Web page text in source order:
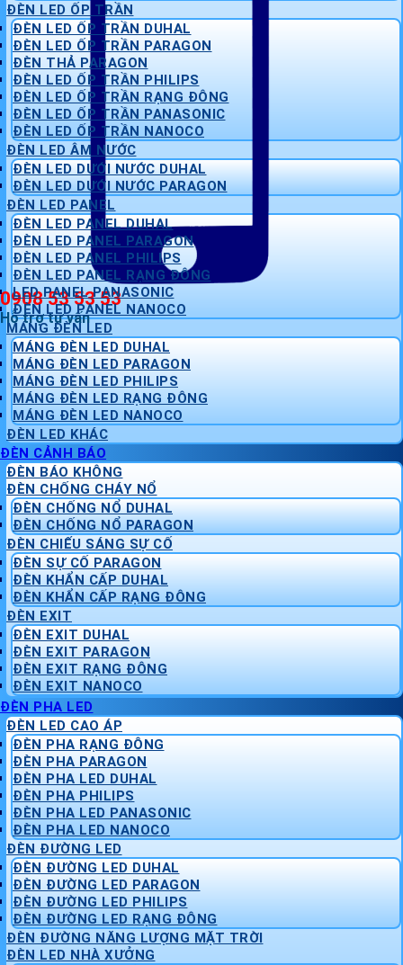
0908 53 53 53
Hỗ trợ tư vấn
ĐÈN LED ỐP TRẦN
ĐÈN LED ỐP TRẦN DUHAL
ĐÈN LED ỐP TRẦN PARAGON
ĐÈN THẢ PARAGON
ĐÈN LED ỐP TRẦN PHILIPS
ĐÈN LED ỐP TRẦN RẠNG ĐÔNG
ĐÈN LED ỐP TRẦN PANASONIC
ĐÈN LED ỐP TRẦN NANOCO
ĐÈN LED ÂM NƯỚC
ĐÈN LED DƯỚI NƯỚC DUHAL
ĐÈN LED DƯỚI NƯỚC PARAGON
ĐÈN LED PANEL
ĐÈN LED PANEL DUHAL
ĐÈN LED PANEL PARAGON
ĐÈN LED PANEL PHILIPS
ĐÈN LED PANEL RẠNG ĐÔNG
LED PANEL PANASONIC
ĐÈN LED PANEL NANOCO
MÁNG ĐÈN LED
MÁNG ĐÈN LED DUHAL
MÁNG ĐÈN LED PARAGON
MÁNG ĐÈN LED PHILIPS
MÁNG ĐÈN LED RẠNG ĐÔNG
MÁNG ĐÈN LED NANOCO
ĐÈN LED KHÁC
ĐÈN CẢNH BÁO
ĐÈN BÁO KHÔNG
ĐÈN CHỐNG CHÁY NỔ
ĐÈN CHỐNG NỔ DUHAL
ĐÈN CHỐNG NỔ PARAGON
ĐÈN CHIẾU SÁNG SỰ CỐ
ĐÈN SỰ CỐ PARAGON
ĐÈN KHẨN CẤP DUHAL
ĐÈN KHẨN CẤP RẠNG ĐÔNG
ĐÈN EXIT
ĐÈN EXIT DUHAL
ĐÈN EXIT PARAGON
ĐÈN EXIT RẠNG ĐÔNG
ĐÈN EXIT NANOCO
ĐÈN PHA LED
ĐÈN LED CAO ÁP
ĐÈN PHA RẠNG ĐÔNG
ĐÈN PHA PARAGON
ĐÈN PHA LED DUHAL
ĐÈN PHA PHILIPS
ĐÈN PHA LED PANASONIC
ĐÈN PHA LED NANOCO
ĐÈN ĐƯỜNG LED
ĐÈN ĐƯỜNG LED DUHAL
ĐÈN ĐƯỜNG LED PARAGON
ĐÈN ĐƯỜNG LED PHILIPS
ĐÈN ĐƯỜNG LED RẠNG ĐÔNG
ĐÈN ĐƯỜNG NĂNG LƯỢNG MẶT TRỜI
ĐÈN LED NHÀ XƯỞNG